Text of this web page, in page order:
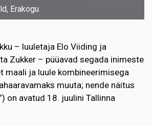
Erakogu
– luuletaja Elo Viiding ja
Zukker – püüavad segada inimeste
maali ja luule kombineerimisega
muuta; nende näitus
on avatud 18. juulini Tallinna